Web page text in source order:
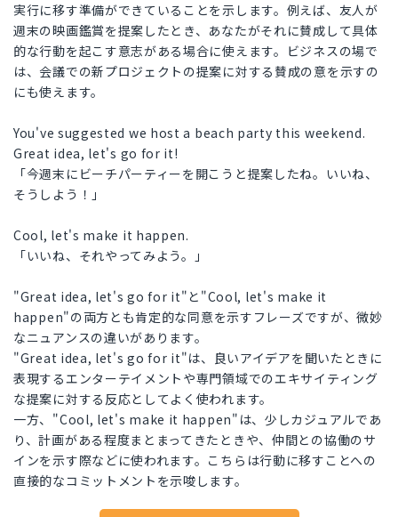
実行に移す準備ができていることを示します。例えば、友人が
週末の映画鑑賞を提案したとき、あなたがそれに賛成して具体
的な行動を起こす意志がある場合に使えます。ビジネスの場で
は、会議での新プロジェクトの提案に対する賛成の意を示すの
にも使えます。
You've suggested we host a beach party this weekend.
Great idea, let's go for it!
「今週末にビーチパーティーを開こうと提案したね。いいね、
そうしよう！」
Cool, let's make it happen.
「いいね、それやってみよう。」
"Great idea, let's go for it"と"Cool, let's make it
happen"の両方とも肯定的な同意を示すフレーズですが、微妙
なニュアンスの違いがあります。
"Great idea, let's go for it"は、良いアイデアを聞いたときに
表現するエンターテイメントや専門領域でのエキサイティング
な提案に対する反応としてよく使われます。
一方、"Cool, let's make it happen"は、少しカジュアルであ
り、計画がある程度まとまってきたときや、仲間との協働のサ
インを示す際などに使われます。こちらは行動に移すことへの
直接的なコミットメントを示唆します。